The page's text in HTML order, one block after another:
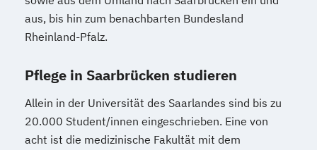
aus, bis hin zum benachbarten Bundesland
Rheinland-Pfalz.
Pflege in Saarbrücken studieren
Allein in der Universität des Saarlandes sind bis zu
20.000 Student/innen eingeschrieben. Eine von
acht ist die medizinische Fakultät mit dem